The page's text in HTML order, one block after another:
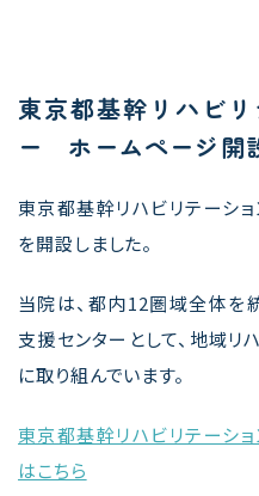
東京都基幹リハビ
ー ホームページ開
東京都基幹リハビリテーシ
を開設しました。
当院は、都内12圏域全体を
支援センターとして、地域
に取り組んでいます。
東京都基幹リハビリテーシ
はこちら